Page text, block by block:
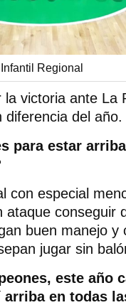
Infantil Regional
victoria ante La
del año.
para estar
con especial
ataque conseguir
buen manejo y
jugar sin
este año
en todas